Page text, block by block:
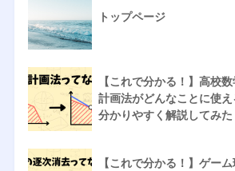
トップページ
【これで分かる！】高校
計画法がどんなことに使え
分かりやすく解説してみた
【これで分かる！】ゲー